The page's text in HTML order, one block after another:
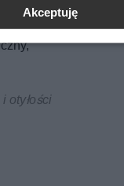
otyłości
Akceptuję